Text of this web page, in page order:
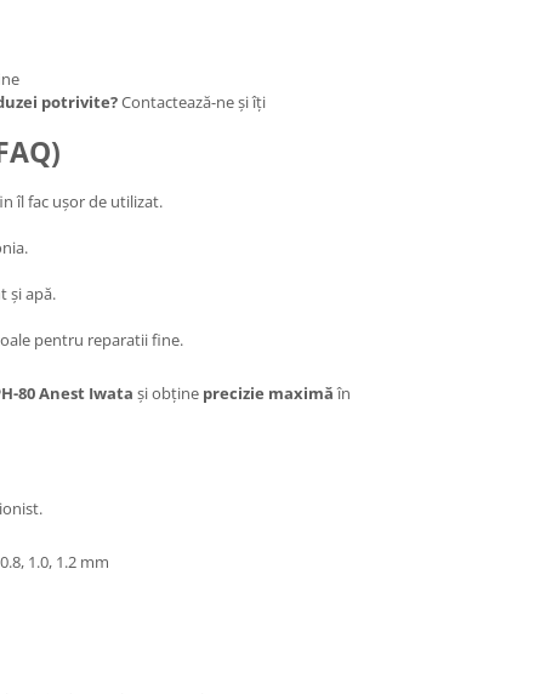
potrivite?Contactează-ne și îți
îl fac ușor de utilizat.
și apă.
pentru reparatii fine.
80 Anest Iwata și obține precizie maximăîn
1.0, 1.2 mm